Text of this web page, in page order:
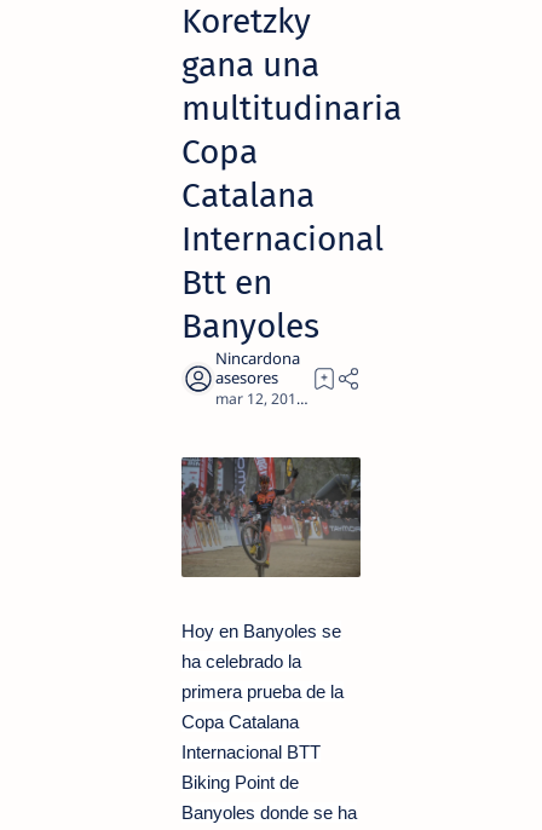
Koretzky
gana una
multitudinaria
Copa
Catalana
Internacional
Btt en
Banyoles
Hoy en Banyoles se
ha celebrado la
primera prueba de la
Copa Catalana
Internacional BTT
Biking Point de
Banyoles donde se ha